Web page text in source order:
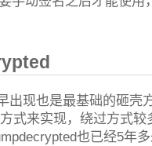
出现也是最基础的砸壳
式来实现，绕过方式
也已经5年